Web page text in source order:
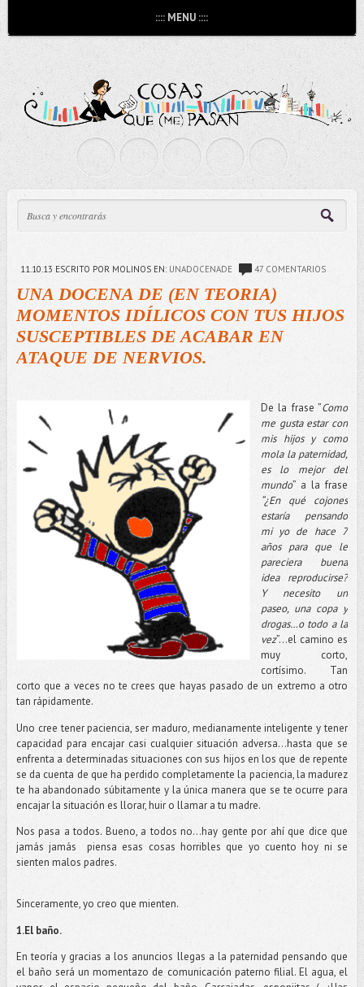
:::: MENU ::::
11.10.13 ESCRITO POR MOLINOS EN: UNADOCENADE 47 COMENTARIOS
UNA DOCENA DE (EN TEORIA)
MOMENTOS IDÍLICOS CON TUS HIJOS
SUSCEPTIBLES DE ACABAR EN
ATAQUE DE NERVIOS.
De la frase ”Como
me gusta estar con
mis hijos y como
mola la paternidad,
es lo mejor del
mundo” a la frase
“¿En qué cojones
estaría pensando
mi yo de hace 7
años para que le
pareciera buena
idea reproducirse?
Y necesito un
paseo, una copa y
drogas…o todo a la
vez”…el camino es
muy corto,
cortísimo. Tan
corto que a veces no te crees que hayas pasado de un extremo a otro
tan rápidamente.
Uno cree tener paciencia, ser maduro, medianamente inteligente y tener
capacidad para encajar casi cualquier situación adversa…hasta que se
enfrenta a determinadas situaciones con sus hijos en los que de repente
se da cuenta de que ha perdido completamente la paciencia, la madurez
te ha abandonado súbitamente y la única manera que se te ocurre para
encajar la situación es llorar, huir o llamar a tu madre.
Nos pasa a todos. Bueno, a todos no…hay gente por ahí que dice que
jamás jamás
piensa esas cosas horribles que yo cuento hoy ni se
sienten malos padres.
Sinceramente, yo creo que mienten.
1.El baño.
En teoría y gracias a los anuncios llegas a la paternidad pensando que
el baño será un momentazo de comunicación paterno filial. El agua, el